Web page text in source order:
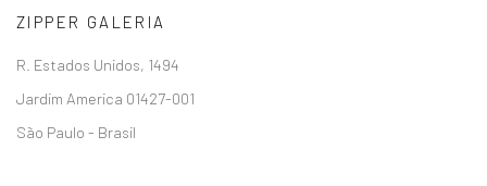
ZIPPER GALERIA
R. Estados Unidos, 1494
Jardim America 01427-001
São Paulo - Brasil